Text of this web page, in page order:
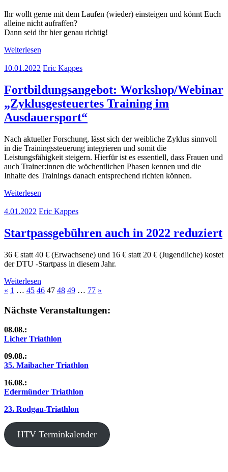
Ihr wollt gerne mit dem Laufen (wieder) einsteigen und könnt Euch
alleine nicht aufraffen?
Dann seid ihr hier genau richtig!
Weiterlesen
10.01.2022 Eric Kappes
Fortbildungsangebot: Workshop/Webinar
„Zyklusgesteuertes Training im
Ausdauersport“
Nach aktueller Forschung, lässt sich der weibliche Zyklus sinnvoll
in die Trainingssteuerung integrieren und somit die
Leistungsfähigkeit steigern. Hierfür ist es essentiell, dass Frauen und
auch Trainer:innen die wöchentlichen Phasen kennen und die
Inhalte des Trainings danach entsprechend richten können.
Weiterlesen
4.01.2022 Eric Kappes
Startpassgebühren auch in 2022 reduziert
36 € statt 40 € (Erwachsene) und 16 € statt 20 € (Jugendliche) kostet
der DTU -Startpass in diesem Jahr.
Weiterlesen
Seitennummerierung
der
« Vorherige
1 … 45 46 47 48 49 … 77 Nächste
»
Nächste Veranstaltungen:
08.08.:
Licher Triathlon
09.08.:
35. Maibacher Triathlon
16.08.:
Edermünder Triathlon
23. Rodgau-Triathlon
HTV Terminkalender